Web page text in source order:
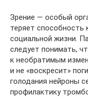
Зрение — особый
теряет
социальной жизни.
следует понимать,
к необратимым
и не «воскресит»
голодания нейроны
профилактику